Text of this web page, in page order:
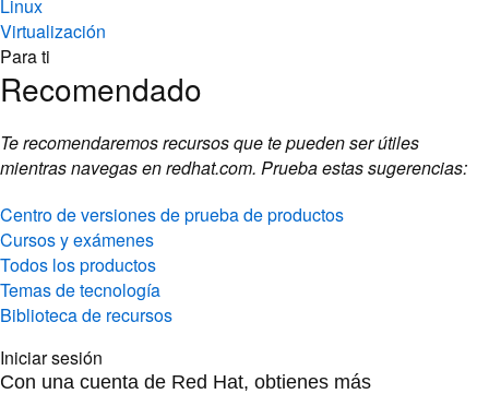
Linux
Virtualización
Para ti
Recomendado
Te recomendaremos recursos que te pueden ser útiles
mientras navegas en redhat.com. Prueba estas sugerencias:
Centro de versiones de prueba de productos
Cursos y exámenes
Todos los productos
Temas de tecnología
Biblioteca de recursos
Iniciar sesión
Con una cuenta de Red Hat, obtienes más